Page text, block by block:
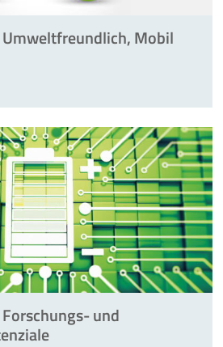
Umweltfreundlich, Mobil
und